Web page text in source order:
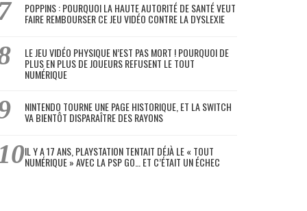
POPPINS : POURQUOI LA HAUTE AUTORITÉ DE SANTÉ VEUT
FAIRE REMBOURSER CE JEU VIDÉO CONTRE LA DYSLEXIE
LE JEU VIDÉO PHYSIQUE N’EST PAS MORT ! POURQUOI DE
PLUS EN PLUS DE JOUEURS REFUSENT LE TOUT
NUMÉRIQUE
NINTENDO TOURNE UNE PAGE HISTORIQUE, ET LA SWITCH
VA BIENTÔT DISPARAÎTRE DES RAYONS
IL Y A 17 ANS, PLAYSTATION TENTAIT DÉJÀ LE « TOUT
NUMÉRIQUE » AVEC LA PSP GO… ET C’ÉTAIT UN ÉCHEC